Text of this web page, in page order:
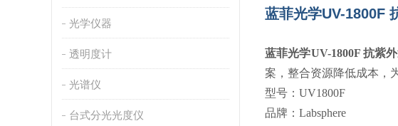
光学仪器
透明度计
光谱仪
台式分光光度仪
蓝菲光学UV-1800F
蓝菲光学UV-1800F 抗紫
案，整合资源降低成本，
型号：UV1800F
品牌：Labsphere